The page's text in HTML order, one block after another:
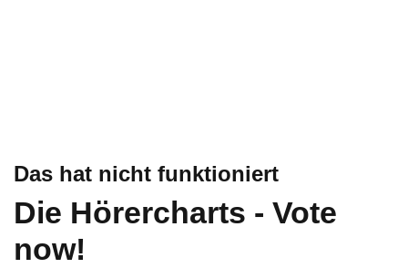
Das hat nicht funktioniert
Die Hörercharts - Vote
now!